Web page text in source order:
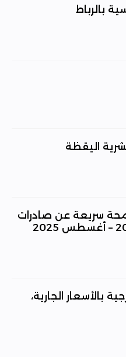
بالرباط
اليقظة
سريعة عن صادرات
بالأسعار الجارية،